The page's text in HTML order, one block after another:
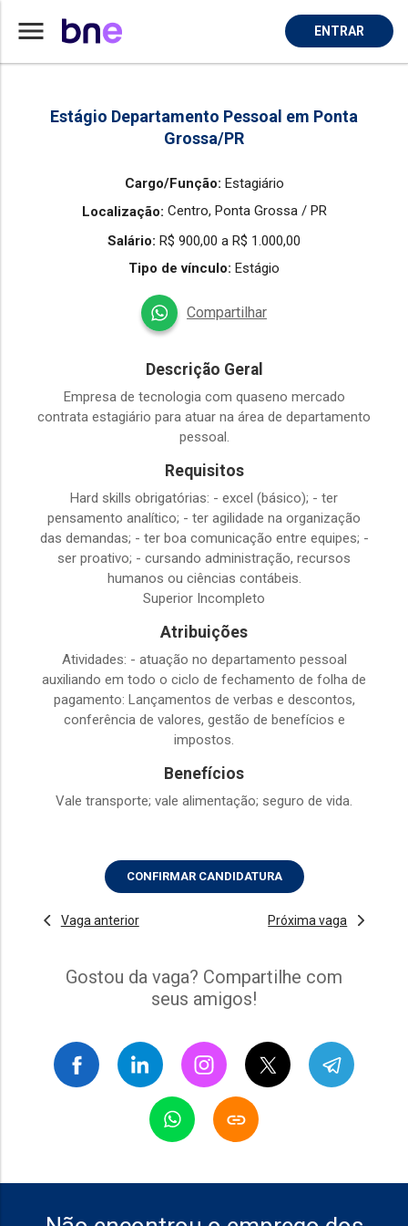
menu ENTRAR
Home Vaga de Estagiario em Ponta Grossa
Estágio Departamento Pessoal em Ponta
Grossa/PR
Cargo/Função: Estagiário
Localização: Centro, Ponta Grossa / PR
Salário: R$ 900,00 a R$ 1.000,00
Tipo de vínculo: Estágio
Compartilhar
Descrição Geral
Empresa de tecnologia com quaseno mercado
contrata estagiário para atuar na área de departamento
pessoal.
Requisitos
Hard skills obrigatórias: - excel (básico); - ter
pensamento analítico; - ter agilidade na organização
das demandas; - ter boa comunicação entre equipes; -
ser proativo; - cursando administração, recursos
humanos ou ciências contábeis.
Superior Incompleto
Atribuições
Atividades: - atuação no departamento pessoal
auxiliando em todo o ciclo de fechamento de folha de
pagamento: Lançamentos de verbas e descontos,
conferência de valores, gestão de benefícios e
impostos.
Benefícios
Vale transporte; vale alimentação; seguro de vida.
CONFIRMAR CANDIDATURA
Vaga anterior Próxima vaga
Gostou da vaga? Compartilhe com
seus amigos!